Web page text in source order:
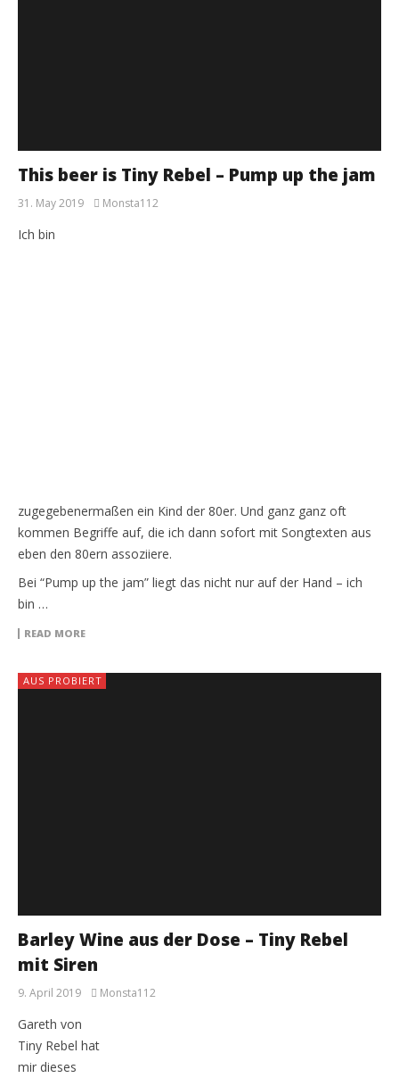
This beer is Tiny Rebel – Pump up the jam
31. May 2019 Monsta112
Ich bin
zugegebenermaßen ein Kind der 80er. Und ganz ganz oft
kommen Begriffe auf, die ich dann sofort mit Songtexten aus
eben den 80ern assoziiere.
Bei “Pump up the jam” liegt das nicht nur auf der Hand – ich
bin …
READ MORE
AUS PROBIERT
Barley Wine aus der Dose – Tiny Rebel
mit Siren
9. April 2019 Monsta112
Gareth von
Tiny Rebel hat
mir dieses